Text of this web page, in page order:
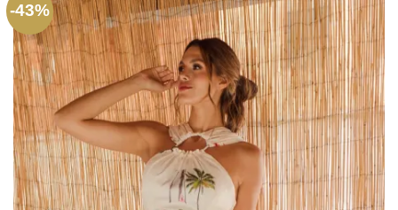
-43%